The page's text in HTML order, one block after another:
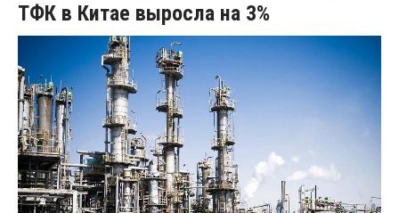
ТФК в Китае выросла на 3%